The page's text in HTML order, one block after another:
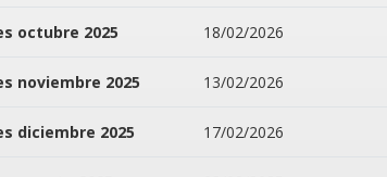
octubre 2025 18/02/2026
noviembre 2025 13/02/2026
diciembre 2025 17/02/2026